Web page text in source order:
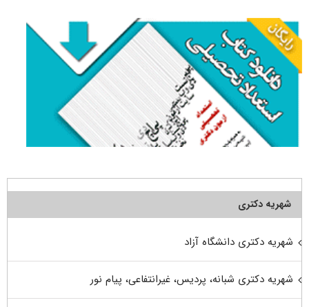
شهریه دکتری
شهریه دکتری دانشگاه آزاد
شهریه دکتری شبانه، پردیس، غیرانتفاعی، پیام نور